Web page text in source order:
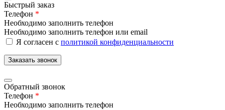
Быстрый заказ
Телефон *
Необходимо заполнить телефон
Необходимо заполнить телефон или email
Я согласен с политикой конфиденциальности
Заказать звонок
Обратный звонок
Телефон *
Необходимо заполнить телефон